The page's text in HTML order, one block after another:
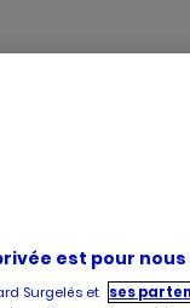
est pour
Surgelés et ses